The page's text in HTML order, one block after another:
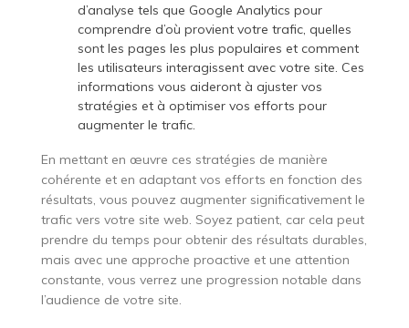
d’analyse tels que Google Analytics pour
comprendre d’où provient votre trafic, quelles
sont les pages les plus populaires et comment
les utilisateurs interagissent avec votre site. Ces
informations vous aideront à ajuster vos
stratégies et à optimiser vos efforts pour
augmenter le trafic.
En mettant en œuvre ces stratégies de manière
cohérente et en adaptant vos efforts en fonction des
résultats, vous pouvez augmenter significativement le
trafic vers votre site web. Soyez patient, car cela peut
prendre du temps pour obtenir des résultats durables,
mais avec une approche proactive et une attention
constante, vous verrez une progression notable dans
l’audience de votre site.